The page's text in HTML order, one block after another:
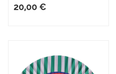
20,00 €